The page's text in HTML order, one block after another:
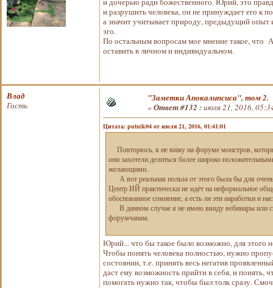
и разрушить человека, он не принуждает его к
а значит учитывает природу, предыдущий опыт
эго.
По остальным вопросам мое мнение такое, что
оставить в личном и индивидуальном.
Влад
Гость
"Заметки Апокалипсиса", том 2.
«Ответ #132 :июля 21, 2016,
Цитата: putnik04 от июля 21, 2016, 01:41:01
Повторюсь, я не вижу на форуме монстров,
они захотели делиться более широко
желающими.
А вот реальная польза от этого была бы для
Центр ИЙ практически не идёт на неформальное
обоснованное сомнение, а есть ли эти наработки и
В данном случае я не имею ввиду вебинары или
форумчанам.
Юрий... что бы такое было возможно, для этого
Чтобы понять человека полностью, нужно
состоянии, т.е. принять весь негатив
даст ему возможность прийти в себя, и понять,
помогать нужно так, чтобы был толк сразу.